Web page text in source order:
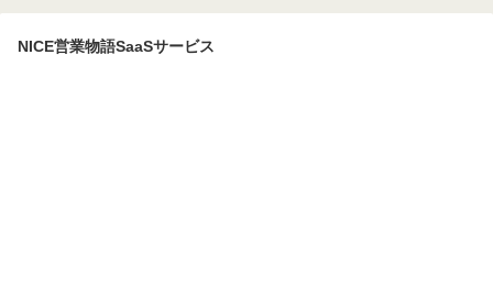
NICE営業物語SaaSサービス